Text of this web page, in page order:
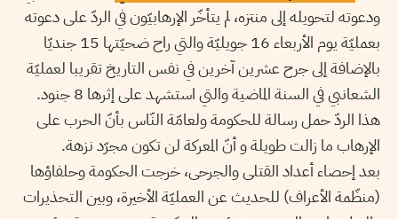
ودعوته لتحويله إلى منتزه، لم يتأخّر الإرهابيّون في الردّ على دعوته
بعمليّة يوم الأربعاء 16 جويليّة والتي راح ضحيّتها 15 جنديّا
بالإضافة إلى جرح عشرين آخرين في نفس التاريخ تقريبا لعمليّة
الشعانبي في السنة الماضية والتي استشهد على إثرها 8 جنود.
هذا الردّ حمل رسالة للحكومة ولعامّة النّاس بأنّ الحرب على
الإرهاب ما زالت طويلة و أنّ المعركة لن تكون مجرّد نزهة.
بعد إحصاء أعداد القتلى والجرحى، خرجت الحكومة وحلفاؤها
(منظّمة الأعراف) للحديث عن العمليّة الأخيرة، وبين التحذيرات